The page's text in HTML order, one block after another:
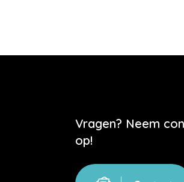
Vragen? Neem
op!